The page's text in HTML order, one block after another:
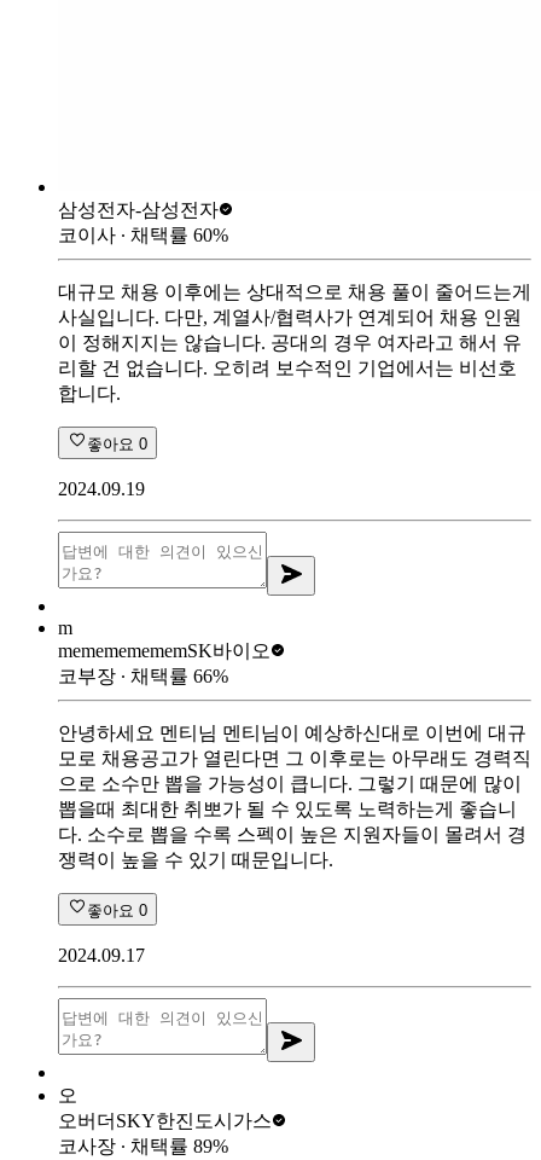
삼성전자-삼성전자
코이사 ∙ 채택률 60%
대규모 채용 이후에는 상대적으로 채용 풀이 줄어드는게
사실입니다. 다만, 계열사/협력사가 연계되어 채용 인원
이 정해지지는 않습니다. 공대의 경우 여자라고 해서 유
리할 건 없습니다. 오히려 보수적인 기업에서는 비선호
합니다.
좋아요 0
2024.09.19
m
memememememSK바이오
코부장 ∙ 채택률 66%
안녕하세요 멘티님 멘티님이 예상하신대로 이번에 대규
모로 채용공고가 열린다면 그 이후로는 아무래도 경력직
으로 소수만 뽑을 가능성이 큽니다. 그렇기 때문에 많이
뽑을때 최대한 취뽀가 될 수 있도록 노력하는게 좋습니
다. 소수로 뽑을 수록 스펙이 높은 지원자들이 몰려서 경
쟁력이 높을 수 있기 때문입니다.
좋아요 0
2024.09.17
오
오버더SKY한진도시가스
코사장 ∙ 채택률 89%